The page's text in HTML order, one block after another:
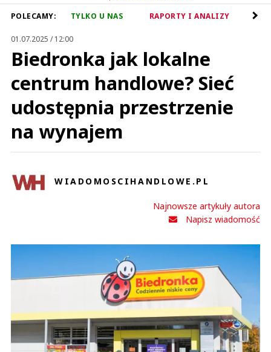
POLECAMY: TYLKO U NAS RAPORTY I ANALIZY
01.07.2025 / 12:00
Biedronka jak lokalne
centrum handlowe? Sieć
udostępnia przestrzenie
na wynajem
WIADOMOSCIHANDLOWE.PL
Najnowsze artykuły autora
Napisz wiadomość